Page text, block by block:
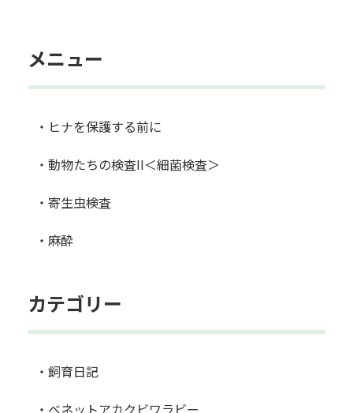
メニュー
・ヒナを保護する前に
・動物たちの検査II＜細菌検査＞
・寄生虫検査
・麻酔
カテゴリー
・飼育日記
・ベネットアカクビワラビー